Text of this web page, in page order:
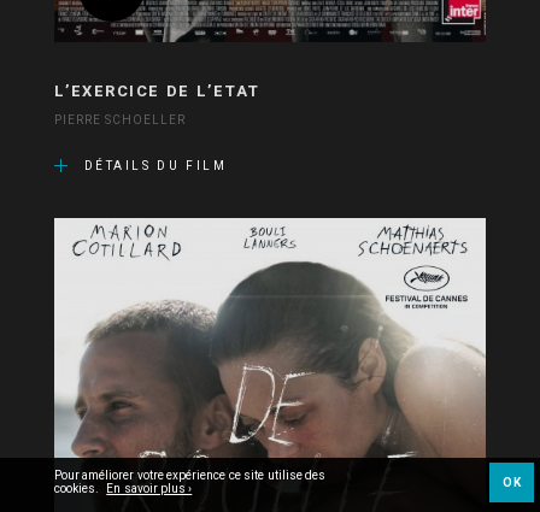
L’EXERCICE DE L’ETAT
PIERRE SCHOELLER
DÉTAILS DU FILM
Pour améliorer votre expérience ce site utilise des
cookies. En savoir plus › OK